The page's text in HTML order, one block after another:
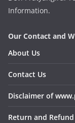
Information.
Our Contact and
About Us
Contact Us
Disclaimer of
Return and